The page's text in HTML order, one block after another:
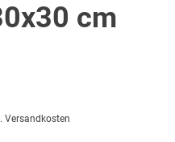
cm
Versandkosten